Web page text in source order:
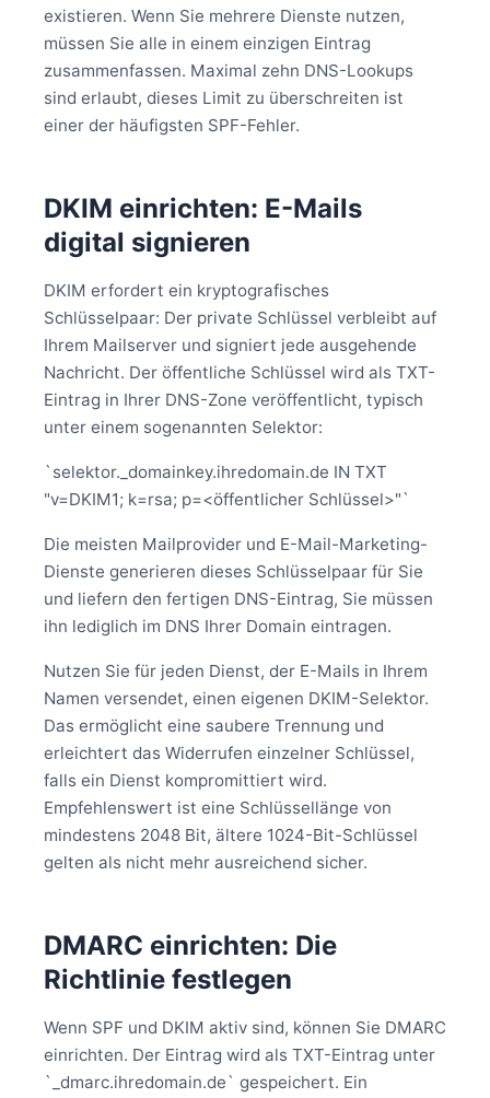
existieren. Wenn Sie mehrere Dienste nutzen,
müssen Sie alle in einem einzigen Eintrag
zusammenfassen. Maximal zehn DNS-Lookups
sind erlaubt, dieses Limit zu überschreiten ist
einer der häufigsten SPF-Fehler.
DKIM einrichten: E-Mails
digital signieren
DKIM erfordert ein kryptografisches
Schlüsselpaar: Der private Schlüssel verbleibt auf
Ihrem Mailserver und signiert jede ausgehende
Nachricht. Der öffentliche Schlüssel wird als TXT-
Eintrag in Ihrer DNS-Zone veröffentlicht, typisch
unter einem sogenannten Selektor:
`selektor._domainkey.ihredomain.de IN TXT
"v=DKIM1; k=rsa; p=<öffentlicher Schlüssel>"`
Die meisten Mailprovider und E-Mail-Marketing-
Dienste generieren dieses Schlüsselpaar für Sie
und liefern den fertigen DNS-Eintrag, Sie müssen
ihn lediglich im DNS Ihrer Domain eintragen.
Nutzen Sie für jeden Dienst, der E-Mails in Ihrem
Namen versendet, einen eigenen DKIM-Selektor.
Das ermöglicht eine saubere Trennung und
erleichtert das Widerrufen einzelner Schlüssel,
falls ein Dienst kompromittiert wird.
Empfehlenswert ist eine Schlüssellänge von
mindestens 2048 Bit, ältere 1024-Bit-Schlüssel
gelten als nicht mehr ausreichend sicher.
DMARC einrichten: Die
Richtlinie festlegen
Wenn SPF und DKIM aktiv sind, können Sie DMARC
einrichten. Der Eintrag wird als TXT-Eintrag unter
`_dmarc.ihredomain.de` gespeichert. Ein